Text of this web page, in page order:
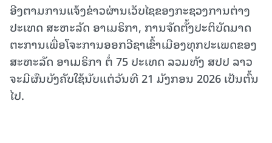
ອີງຕາມການແຈ້ງຂ່າວຜ່ານເວັບໄຊຂອງກະຊວງການຕ່າງ
ປະເທດ ສະຫະລັດ ອາເມຣິກາ, ການຈັດຕັ້ງປະຕິບັດມາດ
ຕະການເພື່ອໂຈະການອອກວີຊາເຂົ້າເມືອງທຸກປະເພດຂອງ
ສະຫະລັດ ອາເມຣິກາ ຕໍ່ 75 ປະເທດ ລວມທັງ ສປປ ລາວ
ຈະມີຜົນບັງຄັບໃຊ້ນັບແຕ່ວັນທີ 21 ມັງກອນ 2026 ເປັນຕົ້ນ
ໄປ.